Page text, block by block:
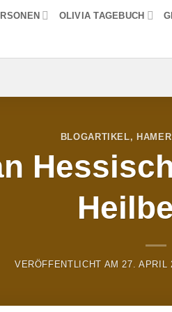
OLIVIA TAGEBUCH
BLOGARTIKEL,
VERÖFFENTLICHT AM27. APRIL